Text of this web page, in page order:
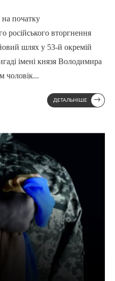
початку
російського вторгнення
шлях у 53-й окремій
імені князя Володимира
чоловік...
ДЕТАЛЬНІШЕ →